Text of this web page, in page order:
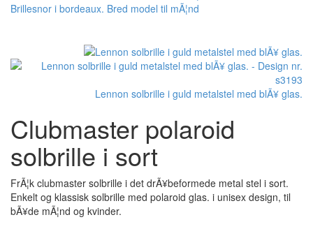
Brillesnor i bordeaux. Bred model til mÃ¦nd
Lennon solbrille i guld metalstel med blÃ¥ glas.
Clubmaster polaroid
solbrille i sort
FrÃ¦k clubmaster solbrille i det drÃ¥beformede metal stel i sort.
Enkelt og klassisk solbrille med polaroid glas. i unisex design, til
bÃ¥de mÃ¦nd og kvinder.